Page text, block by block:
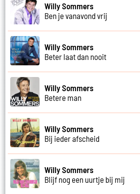
Willy Sommers
Ben je vanavond vrij
Willy Sommers
Beter laat dan nooit
Willy Sommers
Betere man
Willy Sommers
Bij ieder afscheid
Willy Sommers
Blijf nog een uurtje bij mij